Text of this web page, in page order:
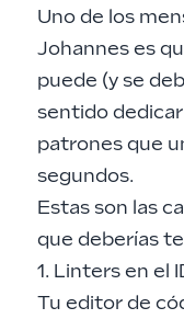
Uno de los
Johannes es
puede (y se
sentido
patrones que
segundos.
Estas son las
que deberías
1. Linters en el
Tu editor de